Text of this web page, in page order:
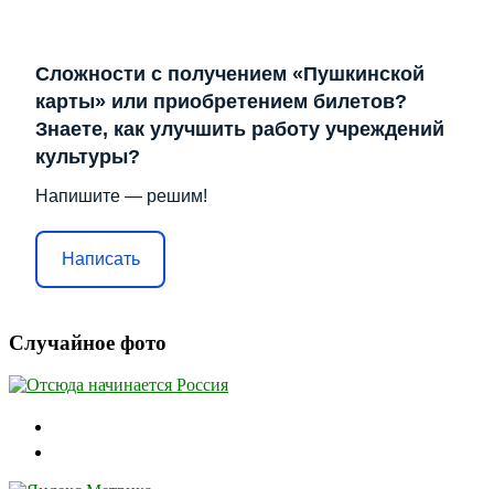
Сложности с получением «Пушкинской
карты» или приобретением билетов?
Знаете, как улучшить работу учреждений
культуры?
Напишите — решим!
Написать
Случайное фото